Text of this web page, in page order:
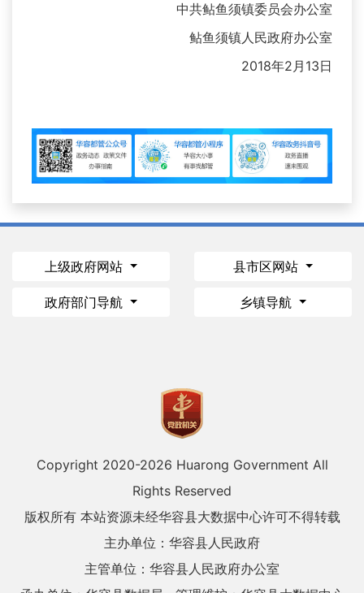
中共鲇鱼须镇委员会办公室
鲇鱼须镇人民政府办公室
2018年2月13日
上级政府网站 县市区网站
政府部门导航 乡镇导航
Copyright 2020-2026 Huarong Government All
Rights Reserved
版权所有 本站资源未经华容县大数据中心许可不得转载
主办单位：华容县人民政府
主管单位：华容县人民政府办公室